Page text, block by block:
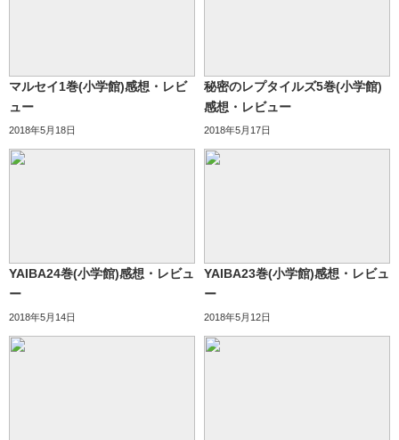
マルセイ1巻(小学館)感想・レビ
ュー
2018年5月18日
秘密のレプタイルズ5巻(小学館)
感想・レビュー
2018年5月17日
YAIBA24巻(小学館)感想・レビュ
ー
2018年5月14日
YAIBA23巻(小学館)感想・レビュ
ー
2018年5月12日